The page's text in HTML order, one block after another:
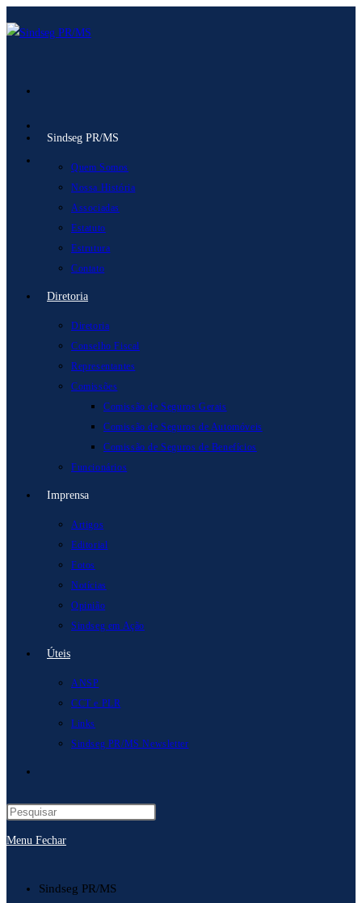
para
Sindseg PR/MS
Quem Somos
Nossa História
Associadas
Estatuto
Estrutura
Contato
Diretoria
Diretoria
Conselho Fiscal
Representantes
Comissões
Comissão de Seguros Gerais
Comissão de Seguros de Automóveis
Comissão de Seguros de Benefícios
Funcionários
Imprensa
Artigos
Editorial
Fotos
Notícias
Opinião
Sindseg em Ação
Úteis
ANSP
CCT e PLR
Links
Sindseg PR/MS Newsletter
pesquisa
do
site
Menu Fechar
Sindseg PR/MS